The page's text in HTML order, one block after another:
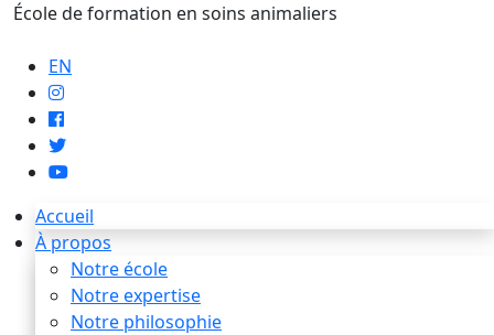
École de formation en soins animaliers
EN
Accueil
À propos
Notre école
Notre expertise
Notre philosophie